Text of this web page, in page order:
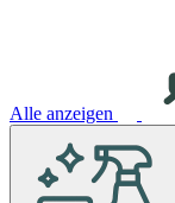
Alle anzeigen